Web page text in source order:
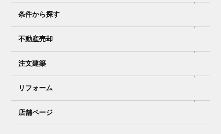
条件から探す
不動産売却
注文建築
リフォーム
店舗ページ